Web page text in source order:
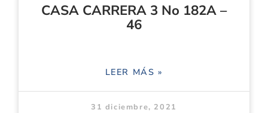
CASA CARRERA 3 No 182A –
46
LEER MÁS »
31 diciembre, 2021